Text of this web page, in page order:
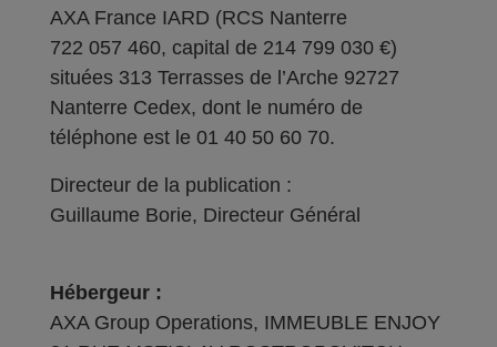
AXA France IARD (RCS Nanterre
722 057 460, capital de 214 799 030 €)
situées 313 Terrasses de l’Arche 92727
Nanterre Cedex, dont le numéro de
téléphone est le 01 40 50 60 70.
Directeur de la publication :
Guillaume Borie, Directeur Général
Hébergeur :
AXA Group Operations, IMMEUBLE ENJOY